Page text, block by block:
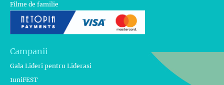
Filme de familie
Campanii
Gala Lideri pentru Liderasi
1uniFEST